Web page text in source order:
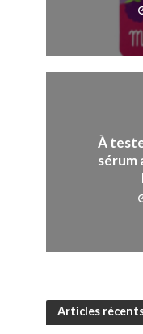
À
sérum
Articles